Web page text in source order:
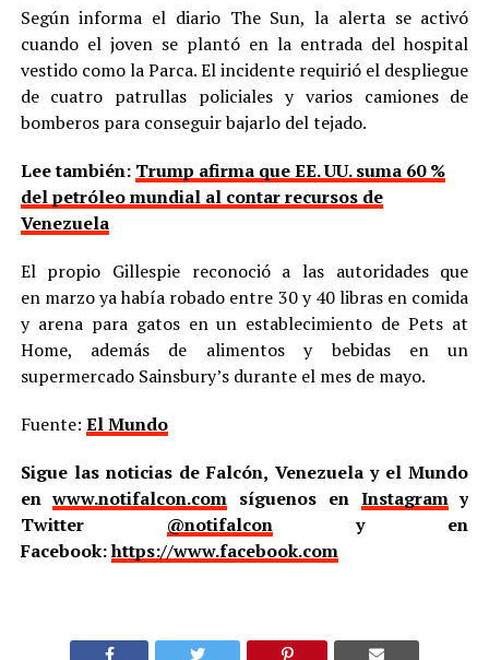
Según informa el diario The Sun, la alerta se activó
cuando el joven se plantó en la entrada del hospital
vestido como la Parca. El incidente requirió el despliegue
de cuatro patrullas policiales y varios camiones de
bomberos para conseguir bajarlo del tejado.
Lee también: Trump afirma que EE. UU. suma 60 %
del petróleo mundial al contar recursos de
Venezuela
El propio Gillespie reconoció a las autoridades que
en marzo ya había robado entre 30 y 40 libras en comida
y arena para gatos en un establecimiento de Pets at
Home, además de alimentos y bebidas en un
supermercado Sainsbury’s durante el mes de mayo.
Fuente: El Mundo
Sigue las noticias de Falcón, Venezuela y el Mundo
enwww.notifalcon.com síguenos en Instagramy
Twitter @notifalcony en
Facebook:https://www.facebook.com